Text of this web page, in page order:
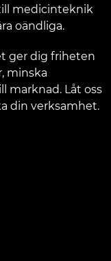
medicinteknik
oändliga.
ger dig friheten
minska
marknad. Låt oss
din verksamhet.